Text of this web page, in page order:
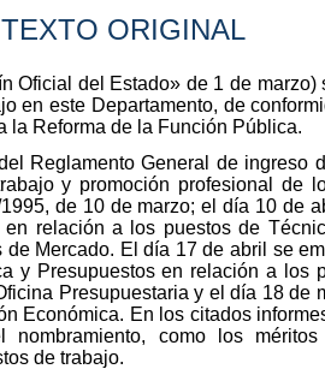
TEXTO ORIGINAL
Oficial del Estado» de 1 de
en este Departamento, de
la Reforma de la Función Pública.
Reglamento General de ingreso
y promoción profesional de
de 10 de marzo; el día 10 de
relación a los puestos de
Mercado. El día 17 de abril se
y Presupuestos en relación a los
Presupuestaria y el día 18 de
Económica. En los citados
como los
de trabajo.